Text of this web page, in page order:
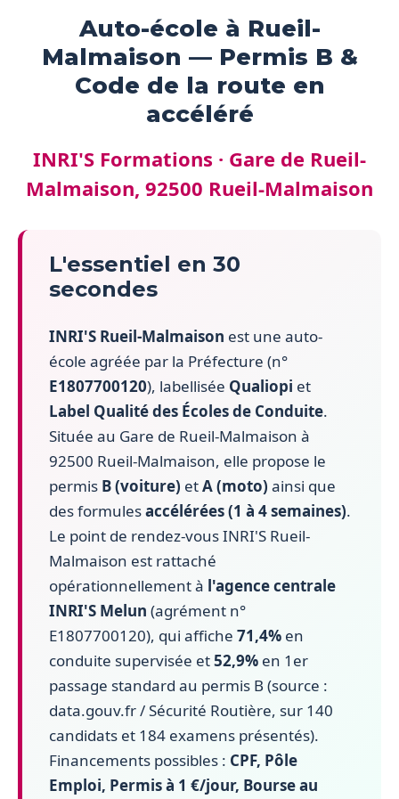
Auto-école à Rueil-
Malmaison — Permis B &
Code de la route en
accéléré
INRI'S Formations · Gare de Rueil-
Malmaison, 92500 Rueil-Malmaison
L'essentiel en 30
secondes
INRI'S Rueil-Malmaison est une auto-
école agréée par la Préfecture (n°
E1807700120), labellisée Qualiopi et
Label Qualité des Écoles de Conduite.
Située au Gare de Rueil-Malmaison à
92500 Rueil-Malmaison, elle propose le
permis B (voiture) etA (moto) ainsi que
des formulesaccélérées (1 à 4 semaines).
Le point de rendez-vous INRI'S Rueil-
Malmaison est rattaché
opérationnellement à l'agence centrale
INRI'S Melun (agrément n°
E1807700120), qui affiche 71,4% en
conduite supervisée et52,9% en 1er
passage standard au permis B (source :
data.gouv.fr / Sécurité Routière, sur 140
candidats et 184 examens présentés).
Financements possibles : CPF, Pôle
Emploi, Permis à 1 €/jour, Bourse au